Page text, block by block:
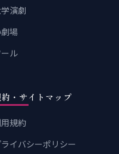
演劇
場
ル
約・サイトマップ
規約
イバシーポリシー